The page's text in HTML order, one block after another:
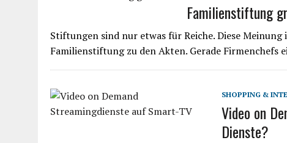
Familienstiftung
Stiftungen sind nur etwas für Reiche. Diese
Familienstiftung zu den Akten. Gerade
SHOPPING &
Video on
Dienste?